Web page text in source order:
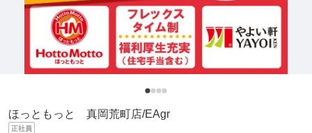
ほっともっと 真岡荒町店/EAgr
正社員